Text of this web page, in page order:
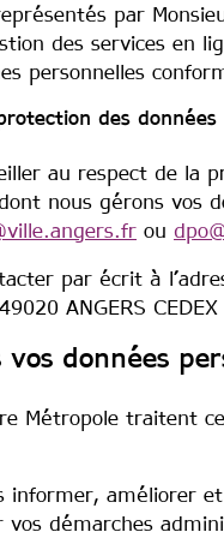
par
des services en
personnelles
des données
au respect de la
nous gérons vos
ou
par écrit à
ANGERS CEDEX
données
Métropole traitent
informer, améliorer
démarches